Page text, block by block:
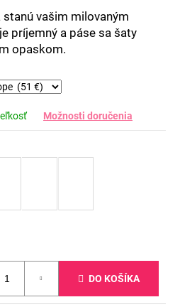
vašim milovaným
príjemný a páse sa šaty
opaskom.
Možnosti doručenia
DO KOŠÍKA